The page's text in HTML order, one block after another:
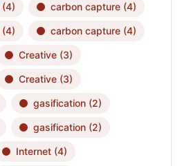
(4) carbon capture (4)
(4) carbon capture (4)
Creative (3)
Creative (3)
gasification (2)
gasification (2)
Internet (4)